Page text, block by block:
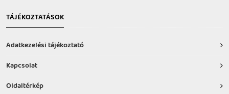
TÁJÉKOZTATÁSOK
Adatkezelési tájékoztató
Kapcsolat
Oldaltérkép